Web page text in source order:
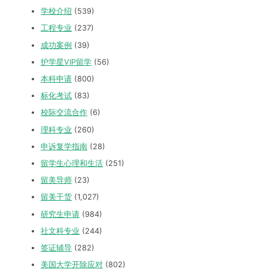
学校介绍 (539)
工程专业 (237)
成功案例 (39)
护学星VIP留学 (56)
本科申请 (800)
标化考试 (83)
校际交流合作 (6)
理科专业 (260)
申诉复学指南 (28)
留学生心理和生活 (251)
留美导师 (23)
留美干货 (1,027)
研究生申请 (984)
社文科专业 (244)
签证辅导 (282)
美国大学开除应对 (802)